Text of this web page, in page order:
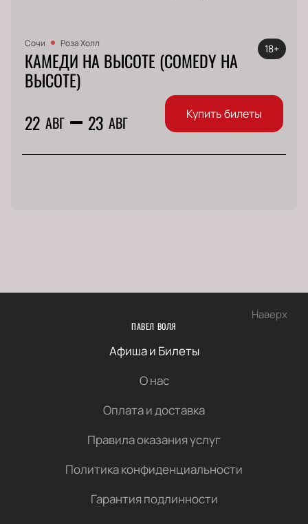
Сочи Роза Холл
КАМЕДИ НА ВЫСОТЕ (COMEDY НА
ВЫСОТЕ)
22 АВГ 23 АВГ
18+
Купить билеты
Наверх
ПАВЕЛ ВОЛЯ
Афиша и Билеты
О нас
Оплата и доставка
Правила оказания услуг
Политика конфиденциальности
Гарантия подлинности